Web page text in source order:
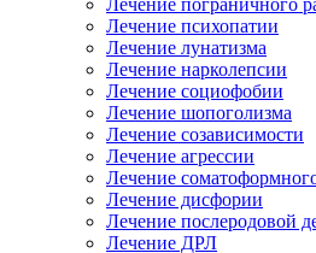
Лечение пограничного
Лечение психопатии
Лечение лунатизма
Лечение нарколепсии
Лечение социофобии
Лечение шопоголизма
Лечение созависимости
Лечение агрессии
Лечение
Лечение дисфории
Лечение послеродовой
Лечение ДРЛ